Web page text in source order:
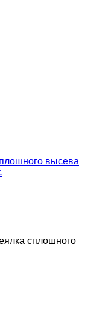
высева
сплошного